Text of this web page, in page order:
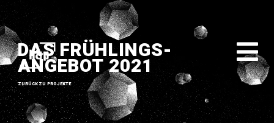
DAS FRÜHLINGS-
ANGEBOT 2021
ZURÜCK ZU PROJEKTE